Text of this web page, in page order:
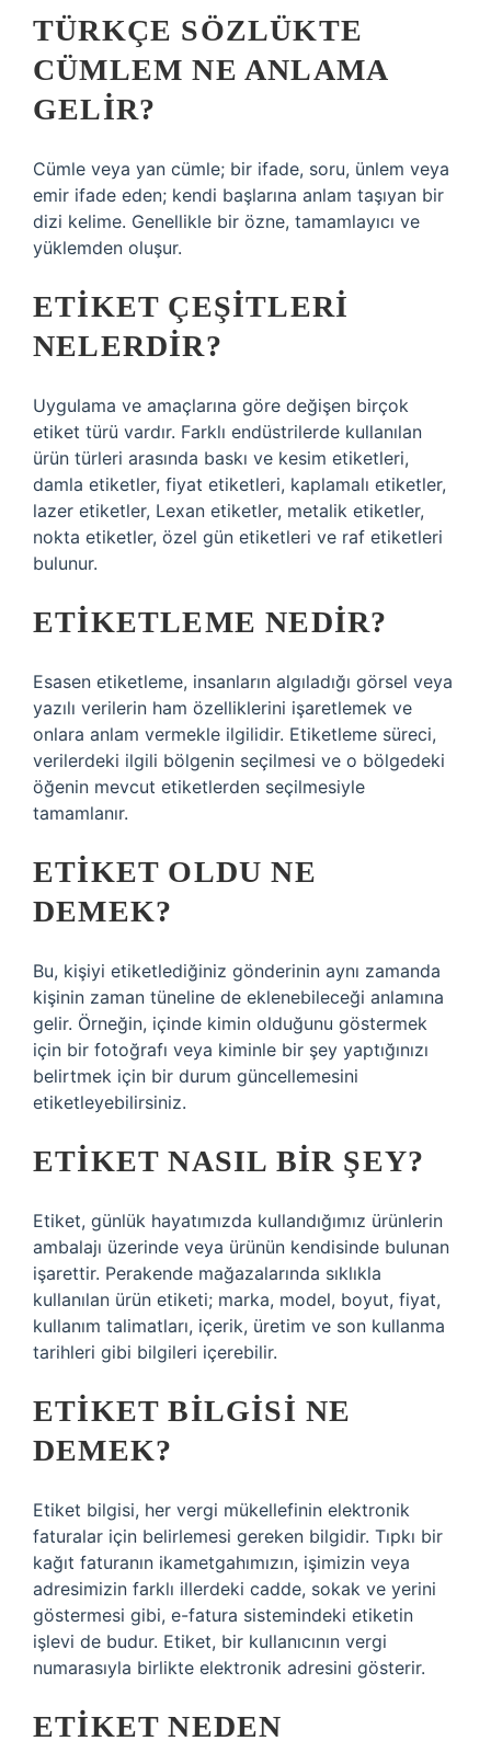
TÜRKÇE SÖZLÜKTE
CÜMLEM NE ANLAMA
GELIR?
Cümle veya yan cümle; bir ifade, soru, ünlem veya
emir ifade eden; kendi başlarına anlam taşıyan bir
dizi kelime. Genellikle bir özne, tamamlayıcı ve
yüklemden oluşur.
ETIKET ÇEŞITLERI
NELERDIR?
Uygulama ve amaçlarına göre değişen birçok
etiket türü vardır. Farklı endüstrilerde kullanılan
ürün türleri arasında baskı ve kesim etiketleri,
damla etiketler, fiyat etiketleri, kaplamalı etiketler,
lazer etiketler, Lexan etiketler, metalik etiketler,
nokta etiketler, özel gün etiketleri ve raf etiketleri
bulunur.
ETIKETLEME NEDIR?
Esasen etiketleme, insanların algıladığı görsel veya
yazılı verilerin ham özelliklerini işaretlemek ve
onlara anlam vermekle ilgilidir. Etiketleme süreci,
verilerdeki ilgili bölgenin seçilmesi ve o bölgedeki
öğenin mevcut etiketlerden seçilmesiyle
tamamlanır.
ETIKET OLDU NE
DEMEK?
Bu, kişiyi etiketlediğiniz gönderinin aynı zamanda
kişinin zaman tüneline de eklenebileceği anlamına
gelir. Örneğin, içinde kimin olduğunu göstermek
için bir fotoğrafı veya kiminle bir şey yaptığınızı
belirtmek için bir durum güncellemesini
etiketleyebilirsiniz.
ETIKET NASIL BIR ŞEY?
Etiket, günlük hayatımızda kullandığımız ürünlerin
ambalajı üzerinde veya ürünün kendisinde bulunan
işarettir. Perakende mağazalarında sıklıkla
kullanılan ürün etiketi; marka, model, boyut, fiyat,
kullanım talimatları, içerik, üretim ve son kullanma
tarihleri ​​gibi bilgileri içerebilir.
ETIKET BILGISI NE
DEMEK?
Etiket bilgisi, her vergi mükellefinin elektronik
faturalar için belirlemesi gereken bilgidir. Tıpkı bir
kağıt faturanın ikametgahımızın, işimizin veya
adresimizin farklı illerdeki cadde, sokak ve yerini
göstermesi gibi, e-fatura sistemindeki etiketin
işlevi de budur. Etiket, bir kullanıcının vergi
numarasıyla birlikte elektronik adresini gösterir.
ETIKET NEDEN